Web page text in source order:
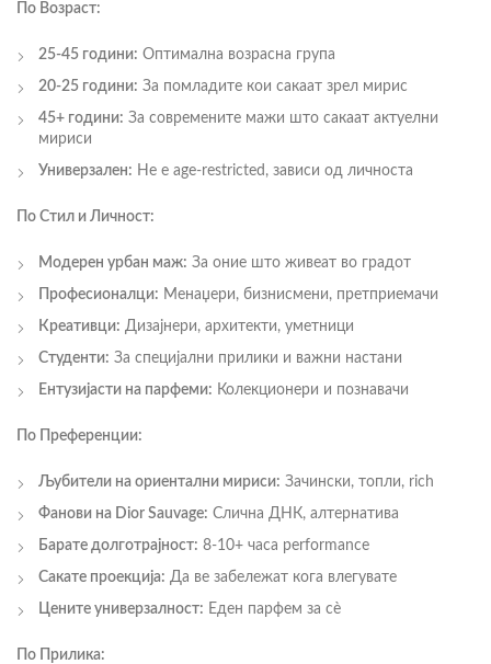
По Возраст:
25-45 години: Оптимална возрасна група
20-25 години: За помладите кои сакаат зрел мирис
45+ години: За современите мажи што сакаат актуелни
мириси
Универзален: Не е age-restricted, зависи од личноста
По Стил и Личност:
Модерен урбан маж: За оние што живеат во градот
Професионалци: Менаџери, бизнисмени, претприемачи
Креативци: Дизајнери, архитекти, уметници
Студенти: За специјални прилики и важни настани
Ентузијасти на парфеми: Колекционери и познавачи
По Преференции:
Љубители на ориентални мириси: Зачински, топли, rich
Фанови на Dior Sauvage: Слична ДНК, алтернатива
Барате долготрајност: 8-10+ часа performance
Сакате проекција: Да ве забележат кога влегувате
Цените универзалност: Еден парфем за сè
По Прилика: